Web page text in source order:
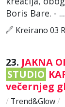
Boris Bare. - ...
Kreirano 03
23. JAKNA
STUDIO
večernjeg
/ Trend&Glow/